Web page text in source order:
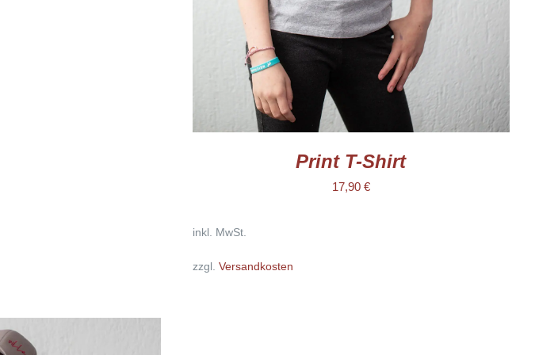
KÖNNEN
AUF
DER
PRODUKTSEITE
GEWÄHLT
WERDEN
Print T-Shirt
17,90 €
inkl. MwSt.
zzgl. Versandkosten